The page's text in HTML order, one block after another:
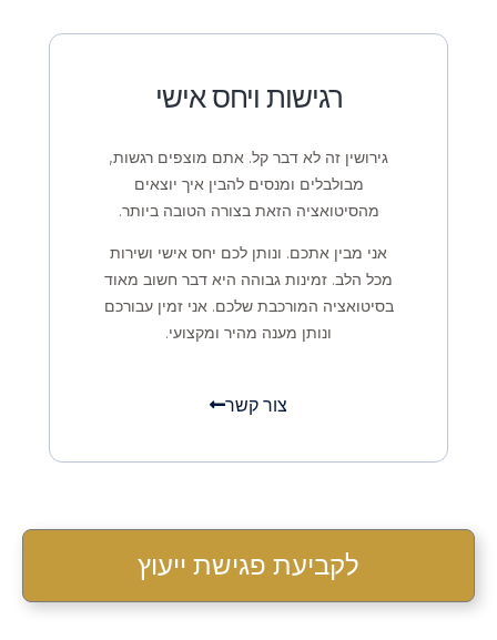
רגישות ויחס אישי
גירושין זה לא דבר קל. אתם מוצפים רגשות,
מבולבלים ומנסים להבין איך יוצאים
מהסיטואציה הזאת בצורה הטובה ביותר.
אני מבין אתכם. ונותן לכם יחס אישי ושירות
מכל הלב. זמינות גבוהה היא דבר חשוב מאוד
בסיטואציה המורכבת שלכם. אני זמין עבורכם
ונותן מענה מהיר ומקצועי.
צור קשר
לקביעת פגישת ייעוץ